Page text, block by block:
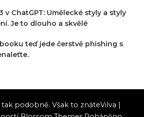
v ChatGPT: Umělecké styly a styly
Je to dlouho a skvělé
teď jede čerstvě phishing s
tak podobně. Však to znáteVilva |